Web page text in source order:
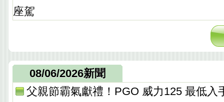
座駕
08/06/2026新聞
父親節霸氣獻禮！PGO 威力125 最低入